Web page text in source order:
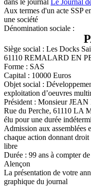
Aux termes d'un acte SSP
une société
Dénomination sociale :
Siège social : Les Docks
61110 REMALARD EN
Forme : SAS
Capital : 10000 Euros
Objet social :
exploitation d’oeuvres
Président : Monsieur
Rue du Perche, 61110
élu pour une durée
Admission aux assemblées
chaque action donnant
libre
Durée : 99 ans à compter
Alençon
La présentation de votre
graphique du journal